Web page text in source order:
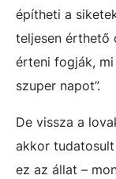
építheti a
teljesen érthető
érteni fogják,
szuper napot”.
De vissza a
akkor
ez az állat –